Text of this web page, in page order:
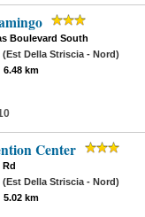
Boulevard South
(Est Della Striscia - Nord)
6.48 km
Center
Rd
(Est Della Striscia - Nord)
5.02 km